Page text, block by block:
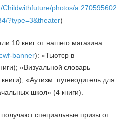
Childwithfuture/photos/a.270595602
?type=3&theater)
10 книг от нашего магазина
banner): «Тьютор в
«Визуальной словарь
«Аутизм: путеводитель для
школ» (4 книги).
специальные призы от